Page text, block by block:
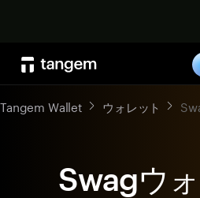
Tangem Wallet ウォレット
Swagウ